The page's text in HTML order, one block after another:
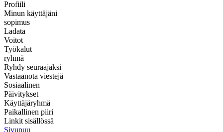
Profiili
Minun käyttäjäni
sopimus
Ladata
Voitot
Työkalut
ryhmä
Ryhdy seuraajaksi
Vastaanota viestejä
Sosiaalinen
Päivitykset
Käyttäjäryhmä
Paikallinen piiri
Linkit sisällössä
Sivupuu